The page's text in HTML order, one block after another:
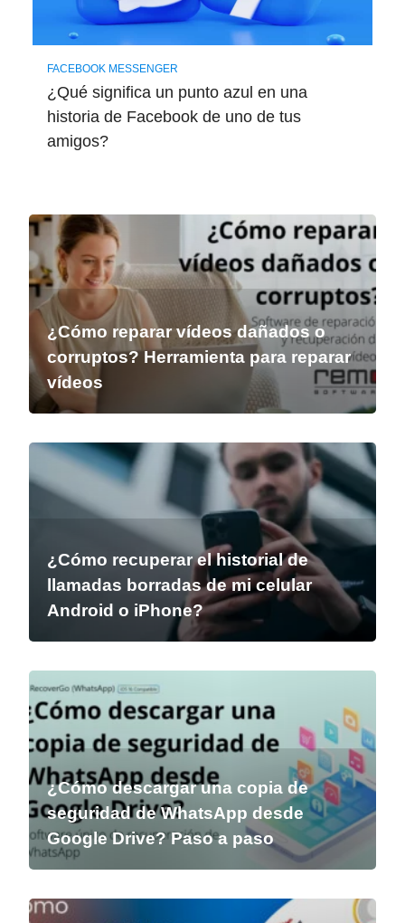
FACEBOOK MESSENGER
¿Qué significa un punto azul en una
historia de Facebook de uno de tus
amigos?
¿Cómo reparar vídeos dañados o
corruptos? Herramienta para reparar
vídeos
¿Cómo recuperar el historial de
llamadas borradas de mi celular
Android o iPhone?
¿Cómo descargar una copia de
seguridad de WhatsApp desde
Google Drive? Paso a paso